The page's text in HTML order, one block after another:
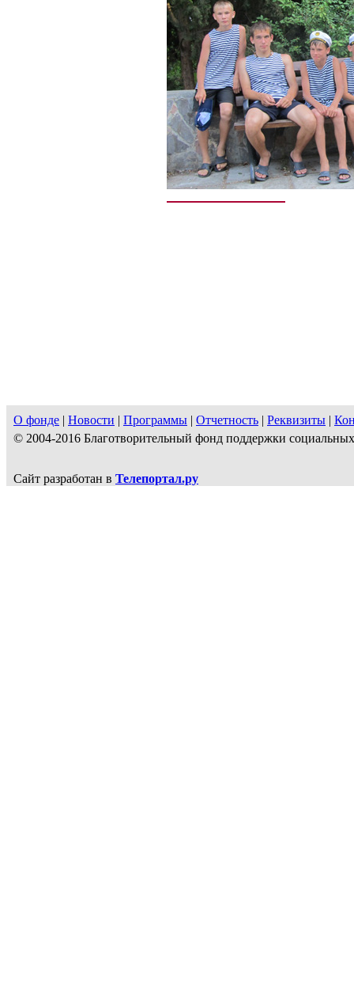
О фонде | Новости | Программы | Отчетность | Реквизиты |
© 2004-2016 Благотворительный фонд поддержки
Сайт разработан в Телепортал.ру